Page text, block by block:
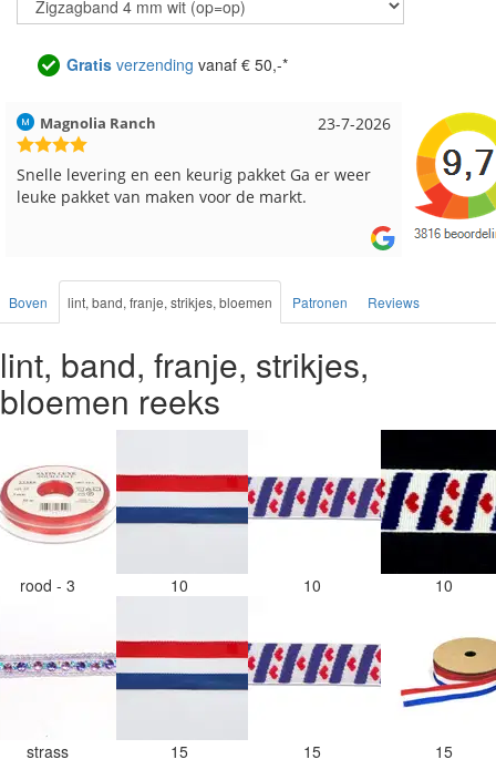
Gratis verzending vanaf € 50,-*
23-7-2026
Magnolia Ranch
Snelle levering en een keurig pakket Ga er weer
leuke pakket van maken voor de markt.
Hilde uit
Reeds
besteld,
Boven lint, band, franje, strikjes, bloemen Patronen Reviews
lint, band, franje, strikjes,
bloemen reeks
rood - 3 10 10 10
strass 15 15 15